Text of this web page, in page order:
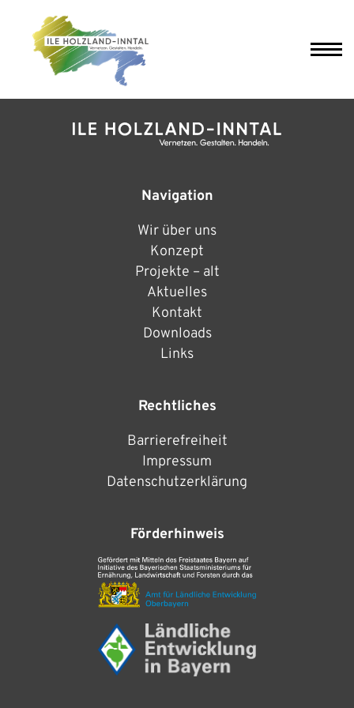
Navigation
Wir über uns
Konzept
Projekte – alt
Aktuelles
Kontakt
Downloads
Links
Rechtliches
Barrierefreiheit
Impressum
Datenschutzerklärung
Förderhinweis